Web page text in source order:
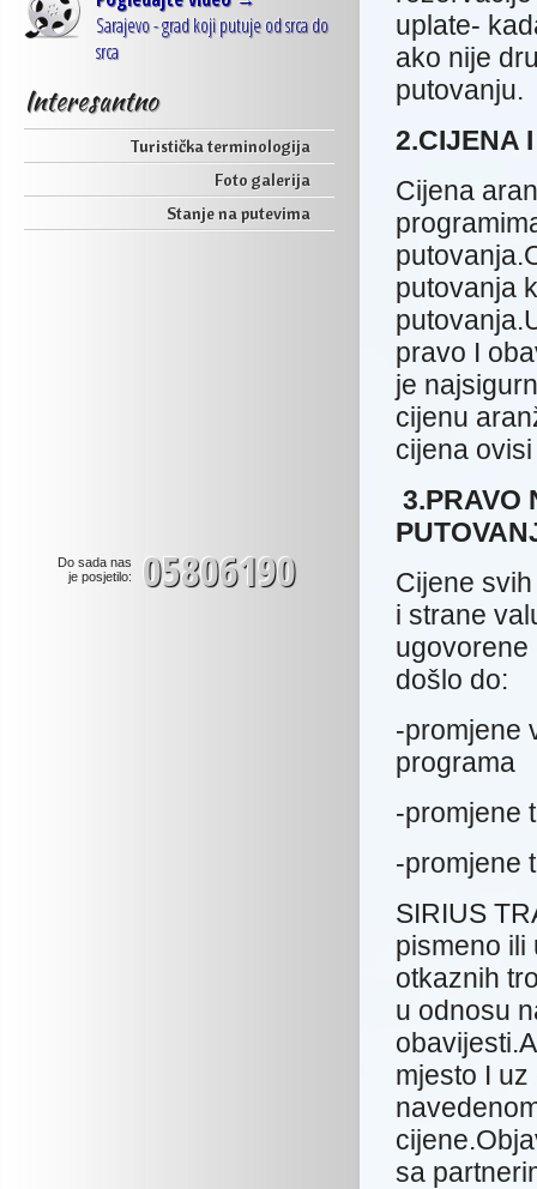
Sarajevo - grad koji putuje od srca do
srca
Interesantno
Turistička terminologija
Foto galerija
Stanje na putevima
Do sada nas
je posjetilo:
05806190
uplate-
ako nije
putovanju.
2.CIJENA
Cijena
putovanja
pravo I
je
cijenu
cijena
3.PRAVO
Cijene
i strane
ugovorene
došlo do:
-promjene
programa
-promjene
-promjene
SIRIUS
pismeno ili
otkaznih
u odnosu
mjesto I
sa